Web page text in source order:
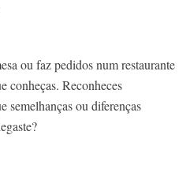
ou faz pedidos num restaurante
conheças. Reconheces
semelhanças ou diferenças